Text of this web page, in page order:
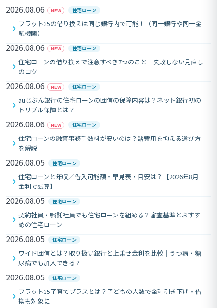
2026.08.06 NEW 住宅ローン
フラット35の借り換えは同じ銀行内で可能！（同一銀行や同一金
融機関）
2026.08.06 NEW 住宅ローン
住宅ローンの借り換えで注意すべき7つのこと｜失敗しない見直し
のコツ
2026.08.06 NEW 住宅ローン
auじぶん銀行の住宅ローンの団信の保障内容は？ネット銀行初の
トリプル保障とは？
2026.08.06 NEW 住宅ローン
住宅ローンの融資事務手数料が安いのは？諸費用を抑える選び方
を解説
2026.08.05 住宅ローン
住宅ローンと年収／借入可能額・早見表・目安は？【2026年8月
金利で試算】
2026.08.05 住宅ローン
契約社員・嘱託社員でも住宅ローンを組める？審査基準とおすす
めの住宅ローン
2026.08.05 住宅ローン
ワイド団信とは？取り扱い銀行と上乗せ金利を比較｜うつ病・糖
尿病でも加入できる？
2026.08.05 住宅ローン
フラット35子育てプラスとは？子どもの人数で金利引き下げ・借
換も対象に